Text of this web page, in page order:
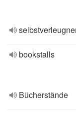
bookstalls
Bücherstände